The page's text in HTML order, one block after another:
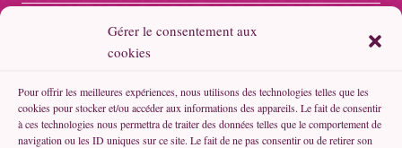
Gérer le consentement aux
cookies
Pour offrir les meilleures expériences, nous utilisons des technologies telles que les
cookies pour stocker et/ou accéder aux informations des appareils. Le fait de consentir
à ces technologies nous permettra de traiter des données telles que le comportement de
navigation ou les ID uniques sur ce site. Le fait de ne pas consentir ou de retirer son
Boutique Fil’Orient
Politique de confidentialité